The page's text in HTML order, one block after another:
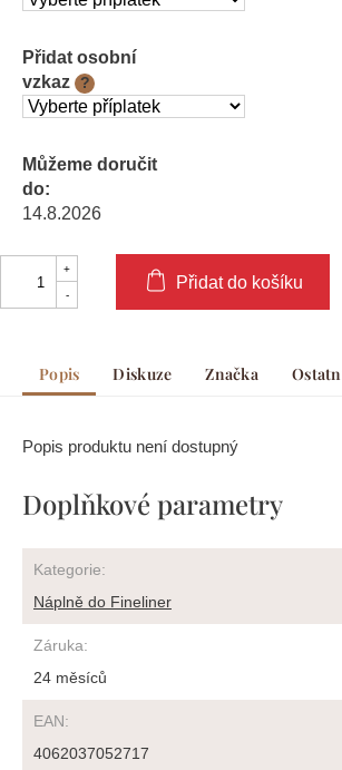
Přidat osobní
vzkaz
?
Můžeme doručit
do:
14.8.2026
Přidat do košíku
Popis Diskuze Značka
Popis produktu není dostupný
Doplňkové parametry
Kategorie:
Náplně do Fineliner
Záruka:
24 měsíců
EAN:
4062037052717